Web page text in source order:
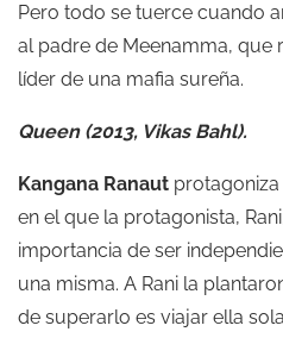
Pero todo se tuerce cuando
al padre de Meenamma, que
líder de una mafia sureña.
Queen (2013, Vikas Bahl).
Kangana Ranaut
en el que la protagonista,
importancia de ser
una misma. A Rani la
de superarlo es viajar ella